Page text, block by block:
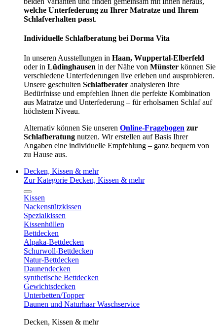
welche Unterfederung zu Ihrer Matratze und Ihrem
Schlafverhalten passt.
Individuelle Schlafberatung bei Dorma Vita
In unseren Ausstellungen in Haan, Wuppertal-Elberfeld
oder in Lüdinghausen in der Nähe von Münster können Sie
verschiedene Unterfederungen live erleben und ausprobieren.
Unsere geschulten Schlafberater analysieren Ihre
Bedürfnisse und empfehlen Ihnen die perfekte Kombination
aus Matratze und Unterfederung – für erholsamen Schlaf auf
höchstem Niveau.
Alternativ können Sie unseren Online-Fragebogen zur
Schlafberatung nutzen. Wir erstellen auf Basis Ihrer
Angaben eine individuelle Empfehlung – ganz bequem von
zu Hause aus.
Decken, Kissen & mehr
Zur Kategorie Decken, Kissen & mehr
Kissen
Nackenstützkissen
Spezialkissen
Kissenhüllen
Bettdecken
Alpaka-Bettdecken
Schurwoll-Bettdecken
Natur-Bettdecken
Daunendecken
synthetische Bettdecken
Gewichtsdecken
Unterbetten/Topper
Daunen und Naturhaar Waschservice
Decken, Kissen & mehr